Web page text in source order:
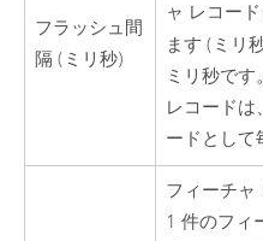
フラッシュ間
隔 (ミリ秒)
ャ レコー
ます (ミリ
ミリ秒です
レコードは
ードとして
フィーチャ
1 件のフィ